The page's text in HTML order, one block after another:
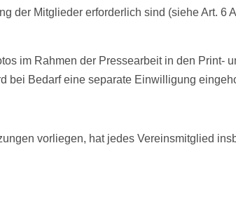
der Mitglieder erforderlich sind (siehe Art. 6
im Rahmen der Pressearbeit in den Print-
bei Bedarf eine separate Einwilligung
vorliegen, hat jedes Vereinsmitglied